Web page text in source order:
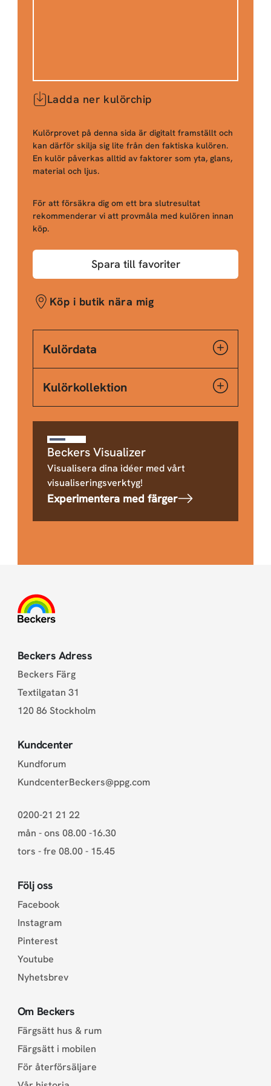
Ladda ner kulörchip
Kulörprovet på denna sida är digitalt framställt och
kan därför skilja sig lite från den faktiska kulören.
En kulör påverkas alltid av faktorer som yta, glans,
material och ljus.
För att försäkra dig om ett bra slutresultat
rekommenderar vi att provmåla med kulören innan
köp.
Spara till favoriter
Köp i butik nära mig
Kulördata
Kulörkollektion
Beckers Visualizer
Visualisera dina idéer med vårt
visualiseringsverktyg!
Experimentera med färger
Beckers Adress
Beckers Färg
Textilgatan 31
120 86 Stockholm
Kundcenter
Kundforum
KundcenterBeckers@ppg.com
0200-21 21 22
mån - ons 08.00 -16.30
tors - fre 08.00 - 15.45
Följ oss
Facebook
Instagram
Pinterest
Youtube
Nyhetsbrev
Om Beckers
Färgsätt hus & rum
Färgsätt i mobilen
För återförsäljare